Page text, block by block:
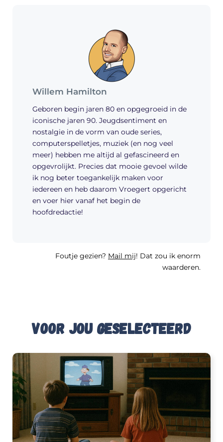
Willem Hamilton
Geboren begin jaren 80 en opgegroeid in de
iconische jaren 90. Jeugdsentiment en
nostalgie in de vorm van oude series,
computerspelletjes, muziek (en nog veel
meer) hebben me altijd al gefascineerd en
opgevrolijkt. Precies dat mooie gevoel wilde
ik nog beter toegankelijk maken voor
iedereen en heb daarom Vroegert opgericht
en voer hier vanaf het begin de
hoofdredactie!
Foutje gezien? Mail mij! Dat zou ik enorm
waarderen.
Voor jou geselecteerd